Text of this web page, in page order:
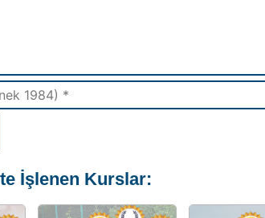
İşlenen Kurslar: